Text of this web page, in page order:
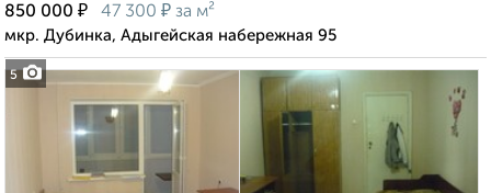
5
850 000 ₽ 47 300 ₽ за м²
мкр. Дубинка, Адыгейская набережная 95